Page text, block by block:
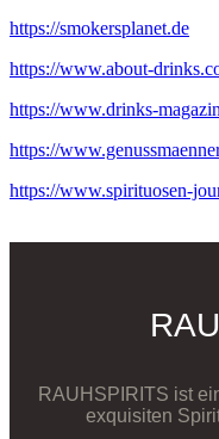
https://smokersplanet.de
https://www.about-
https://www.drinks-
https://
https://www.spirituosen-
RAUHSPIRITS ist
exquisiten